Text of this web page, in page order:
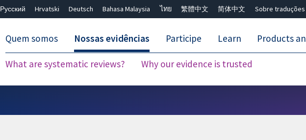
Русский Hrvatski Deutsch Bahasa Malaysia ไทย 繁體中文 简体中文 Sobre traduções
Quem somos Nossas evidências
What are systematic reviews? Why our evidence is trusted
Participe Learn Products